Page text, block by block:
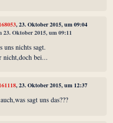
, 23. Oktober 2015, um 09:04
23. Oktober 2015, um 09:11
uns nichts sagt.
nicht,doch bei...
, 23. Oktober 2015, um 12:37
sagt uns das???